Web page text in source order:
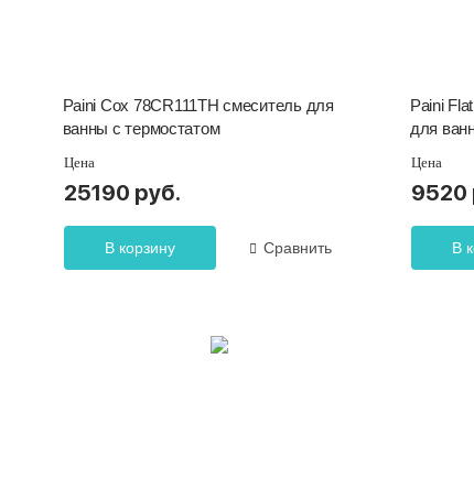
Paini Cox 78CR111TH смеситель для
ванны с термостатом
Цена
25190 руб.
В корзину Сравнить
Paini
для
Цена
9520
В